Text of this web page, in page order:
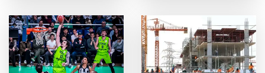
Yasa açıklaması: Barış, yalnızca
silahların susması değildir